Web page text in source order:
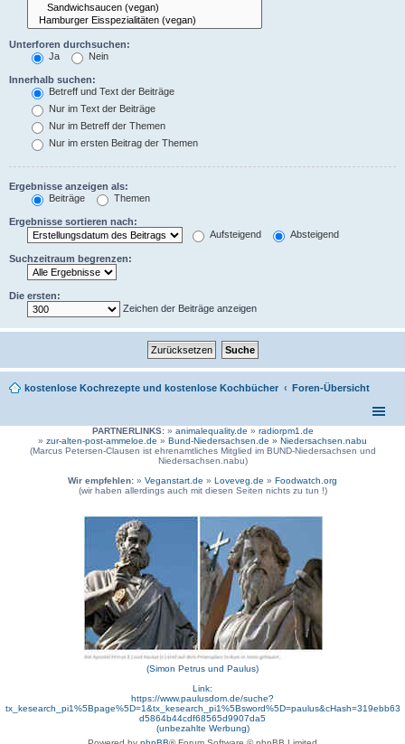
Unterforen durchsuchen:
Ja
Nein
Innerhalb suchen:
Betreff und Text der Beiträge
Nur im Text der Beiträge
Nur im Betreff der Themen
Nur im ersten Beitrag der Themen
Ergebnisse anzeigen als:
Beiträge
Themen
Ergebnisse sortieren nach:
Aufsteigend
Absteigend
Suchzeitraum begrenzen:
Die ersten:
Zeichen der Beiträge anzeigen
kostenlose Kochrezepte und kostenlose Kochbücher Foren-Übersicht
PARTNERLINKS:» animalequality.de » radiorpm1.de
» zur-alten-post-ammeloe.de » Bund-Niedersachsen.de » Niedersachsen.nabu
(Marcus Petersen-Clausen ist ehrenamtliches Mitglied im BUND-Niedersachsen und
Niedersachsen.nabu)
Wir empfehlen: » Veganstart.de » Loveveg.de » Foodwatch.org
(wir haben allerdings auch mit diesen Seiten nichts zu tun !)
(Simon Petrus und Paulus)
Link:
https://www.paulusdom.de/suche?
tx_kesearch_pi1%5Bpage%5D=1&tx_kesearch_pi1%5Bsword%5D=paulus&cHash=319ebb63
d5864b44cdf68565d9907da5
(unbezahlte Werbung)